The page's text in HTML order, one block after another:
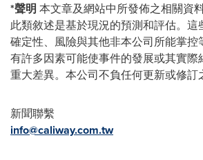
*聲明 本文章及網站中所發佈之相關資
此類敘述是基於現況的預測和評估。這
確定性、風險與其他非本公司所能掌
有許多因素可能使事件的發展或其實
重大差異。本公司不負任何更新或修訂
新聞聯繫
info@caliway.com.tw